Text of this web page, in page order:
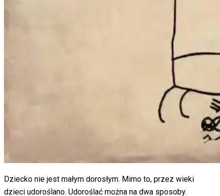
Dziecko nie jest małym dorosłym. Mimo to, przez wieki
dzieci udoroślano. Udoroślać można na dwa sposoby.